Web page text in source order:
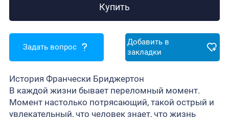
Купить
Задать вопрос
Добавить в
закладки
История Франчески Бриджертон
В каждой жизни бывает переломный момент.
Момент настолько потрясающий, такой острый и
увлекательный, что человек знает, что жизнь